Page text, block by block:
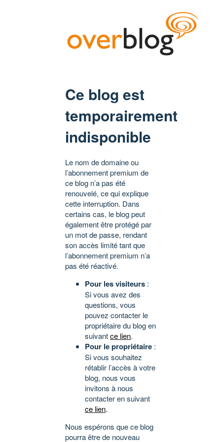
Ce blog est
temporairement
indisponible
Le nom de domaine ou
l’abonnement premium de
ce blog n’a pas été
renouvelé, ce qui explique
cette interruption. Dans
certains cas, le blog peut
également être protégé par
un mot de passe, rendant
son accès limité tant que
l’abonnement premium n’a
pas été réactivé.
Pour les visiteurs :
Si vous avez des
questions, vous
pouvez contacter le
propriétaire du blog en
suivantce lien.
Pour le propriétaire :
Si vous souhaitez
rétablir l’accès à votre
blog, nous vous
invitons à nous
contacter en suivant
ce lien.
Nous espérons que ce blog
pourra être de nouveau